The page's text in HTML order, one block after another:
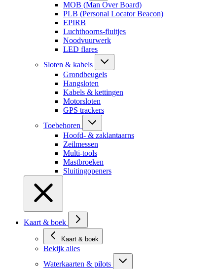
MOB (Man Over Board)
PLB (Personal Locator Beacon)
EPIRB
Luchthoorns-fluitjes
Noodvuurwerk
LED flares
Sloten & kabels
Grondbeugels
Hangsloten
Kabels & kettingen
Motorsloten
GPS trackers
Toebehoren
Hoofd- & zaklantaarns
Zeilmessen
Multi-tools
Mastbroeken
Sluitingopeners
Kaart & boek
Kaart & boek
Bekijk alles
Waterkaarten & pilots